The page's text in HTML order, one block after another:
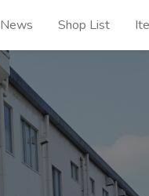
News Shop List